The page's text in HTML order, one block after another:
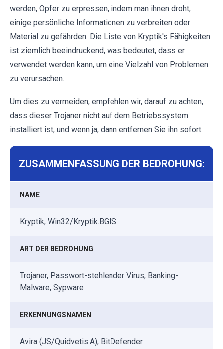
werden, Opfer zu erpressen, indem man ihnen droht,
einige persönliche Informationen zu verbreiten oder
Material zu gefährden. Die Liste von Kryptik's Fähigkeiten
ist ziemlich beeindruckend, was bedeutet, dass er
verwendet werden kann, um eine Vielzahl von Problemen
zu verursachen.
Um dies zu vermeiden, empfehlen wir, darauf zu achten,
dass dieser Trojaner nicht auf dem Betriebssystem
installiert ist, und wenn ja, dann entfernen Sie ihn sofort.
ZUSAMMENFASSUNG DER BEDROHUNG:
NAME
Kryptik, Win32/Kryptik.BGIS
ART DER BEDROHUNG
Trojaner, Passwort-stehlender Virus, Banking-
Malware, Sypware
ERKENNUNGSNAMEN
Avira (JS/Quidvetis.A), BitDefender